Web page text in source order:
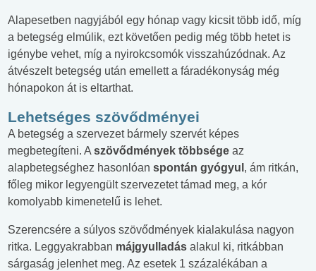
Alapesetben nagyjából egy hónap vagy kicsit több idő, míg
a betegség elmúlik, ezt követően pedig még több hetet is
igénybe vehet, míg a nyirokcsomók visszahúzódnak. Az
átvészelt betegség után emellett a fáradékonyság még
hónapokon át is eltarthat.
Lehetséges szövődményei
A betegség a szervezet bármely szervét képes
megbetegíteni. A szövődmények többsége az
alapbetegséghez hasonlóan spontán gyógyul , ám ritkán,
főleg mikor legyengült szervezetet támad meg, a kór
komolyabb kimenetelű is lehet.
Szerencsére a súlyos szövődmények kialakulása nagyon
ritka. Leggyakrabban májgyulladás alakul ki, ritkábban
sárgaság jelenhet meg. Az esetek 1 százalékában a